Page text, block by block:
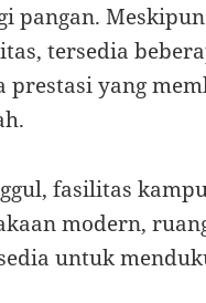
pangan.
tersedia
prestasi yang
fasilitas
modern,
untuk